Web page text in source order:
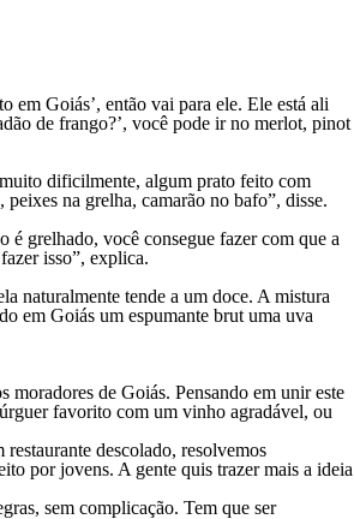
em Goiás’, então vai para ele. Ele está ali
de frango?’, você pode ir no merlot, pinot
dificilmente, algum prato feito com
na grelha, camarão no bafo”, disse.
é grelhado, você consegue fazer com que a
isso”, explica.
naturalmente tende a um doce. A mistura
em Goiás um espumante brut uma uva
moradores de Goiás. Pensando em unir este
favorito com um vinho agradável, ou
descolado, resolvemos
por jovens. A gente quis trazer mais a ideia
sem complicação. Tem que ser